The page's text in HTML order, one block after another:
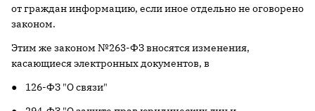
от граждан информацию, если иное отдельно не оговорено
законом.
Этим же законом №263-ФЗ вносятся изменения,
касающиеся электронных документов, в
● 126-ФЗ "О связи"